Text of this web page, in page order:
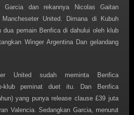
Garcia dan rekannya Nicolas Gaitan
United. Dimana di Kubuh
dua pemain Benfica di dahului oleh klub
Winger Argentina Dan gelandang
United sudah meminta Benfica
klub peminat duet itu. Dan Benfica
yang punya release clause £39 juta
Valencia. Sedangkan Garcia, menurut